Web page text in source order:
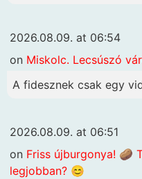
2026.08.09. at 06:54
on Miskolc. Lecsúszó
A fidesznek csak egy
2026.08.09. at 06:51
on Friss újburgonya! 🥔
legjobban? 😊